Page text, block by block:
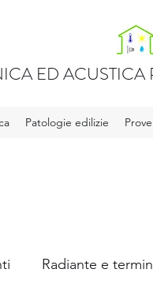
ED
Patologie edilizie
Radiante e